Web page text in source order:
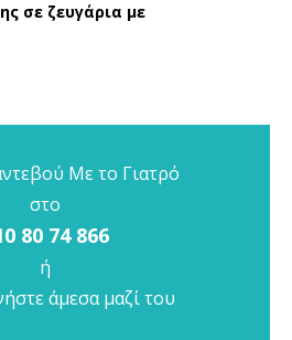
σε ζευγάρια με
Με το Γιατρό
στο
80 74 866
ή
άμεσα μαζί του